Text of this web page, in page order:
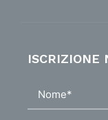
ISCRIZIONE